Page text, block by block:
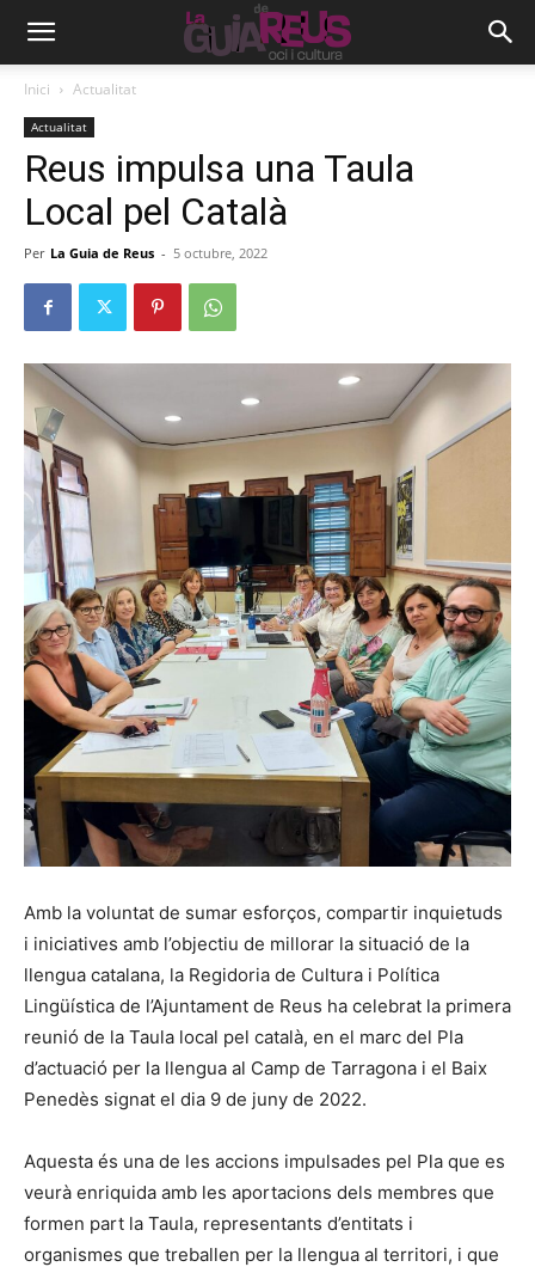
Inici Actualitat
Actualitat
Reus impulsa una Taula
Local pel Català
Per La Guia de Reus - 5 octubre, 2022
Amb la voluntat de sumar esforços, compartir inquietuds
i iniciatives amb l’objectiu de millorar la situació de la
llengua catalana, la Regidoria de Cultura i Política
Lingüística de l’Ajuntament de Reus ha celebrat la primera
reunió de la Taula local pel català, en el marc del Pla
d’actuació per la llengua al Camp de Tarragona i el Baix
Penedès signat el dia 9 de juny de 2022.
Aquesta és una de les accions impulsades pel Pla que es
veurà enriquida amb les aportacions dels membres que
formen part la Taula, representants d’entitats i
organismes que treballen per la llengua al territori, i que